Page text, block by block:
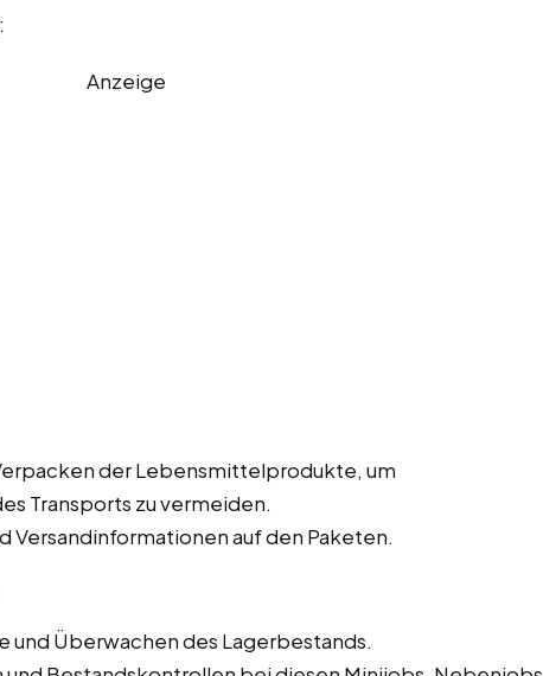
:
Anzeige
der Lebensmittelprodukte, um
Transports zu vermeiden.
Versandinformationen auf den Paketen.
und Überwachen des Lagerbestands.